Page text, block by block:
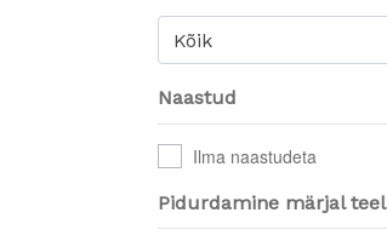
Kõik
Naastud
Ilma naastudeta
Pidurdamine märjal teel